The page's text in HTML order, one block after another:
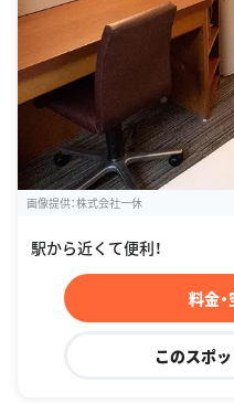
画像提供：株式会社一休
駅から近くて便利！
料金
このスポ